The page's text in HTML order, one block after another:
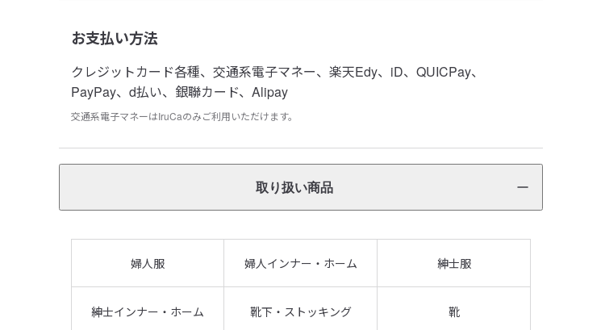
お支払い方法
クレジットカード各種、交通系電子マネー、楽天Edy、iD、QUICPay、
PayPay、d払い、銀聯カード、Alipay
交通系電子マネーはIruCaのみご利用いただけます。
取り扱い商品
婦人服 婦人インナー・ホーム 紳士服
紳士インナー・ホーム 靴下・ストッキング 靴